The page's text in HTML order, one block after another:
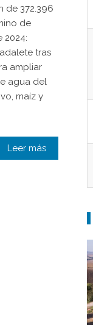
de 372.396
de
2024:
tras
ampliar
agua del
maíz y
Leer más